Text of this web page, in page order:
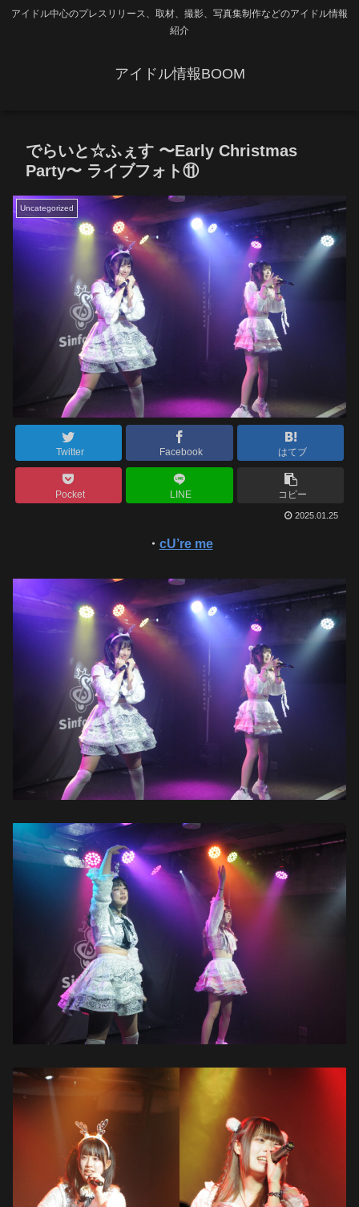
アイドル中心のプレスリリース、取材、撮影、写真集制作などのアイドル情報
紹介
アイドル情報BOOM
でらいと☆ふぇす 〜Early Christmas
Party〜 ライブフォト⑪
Uncategorized
Twitter Facebook はてブ
Pocket LINE コピー
2025.01.25
・ cU’re me